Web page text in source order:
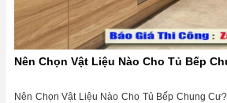
Nên Chọn Vật Liệu Nào Cho Tủ Bếp
Nên Chọn Vật Liệu Nào Cho Tủ Bếp Chung